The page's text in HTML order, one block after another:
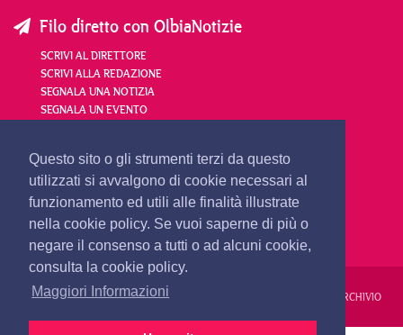
Questo sito o gli strumenti terzi da questo
utilizzati si avvalgono di cookie necessari al
funzionamento ed utili alle finalità illustrate
nella cookie policy. Se vuoi saperne di più o
negare il consenso a tutti o ad alcuni cookie,
consulta la cookie policy.
Maggiori Informazioni
Filo diretto con OlbiaNotizie
SCRIVI AL DIRETTORE
SCRIVI ALLA REDAZIONE
SEGNALA UNA NOTIZIA
SEGNALA UN EVENTO
redazione@olbianotizie.it
REDAZIONE PUBBLICITÀ PRIVACY E COOKIES ARCHIVIO